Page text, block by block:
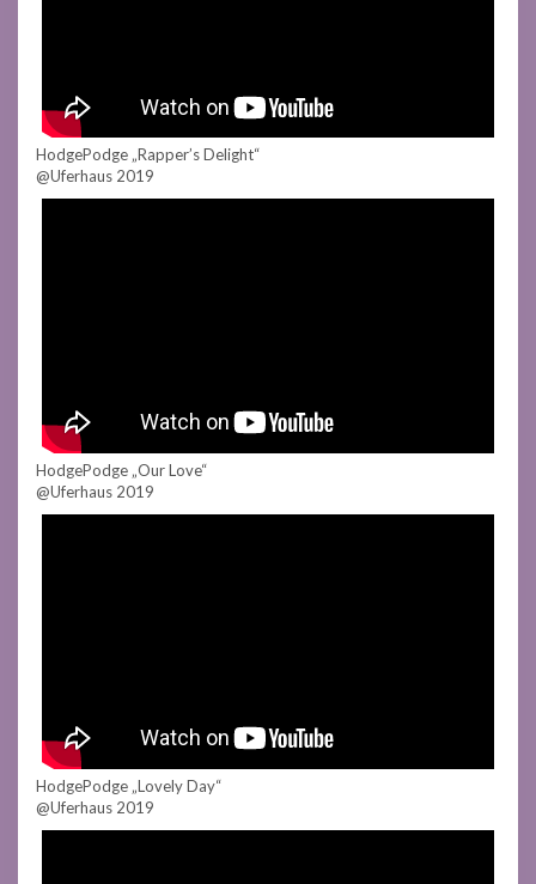
HodgePodge „Rapper’s Delight“
@Uferhaus 2019
HodgePodge „Our Love“
@Uferhaus 2019
HodgePodge „Lovely Day“
@Uferhaus 2019